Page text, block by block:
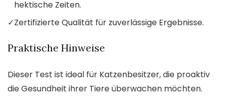
hektische Zeiten.
✓Zertifizierte Qualität für zuverlässige Ergebnisse.
Praktische Hinweise
Dieser Test ist ideal für Katzenbesitzer, die proaktiv
die Gesundheit ihrer Tiere überwachen möchten.